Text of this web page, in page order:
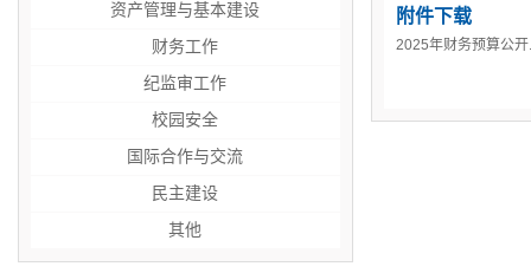
资产管理与基本建设
财务工作
纪监审工作
校园安全
国际合作与交流
民主建设
其他
附件下载
2025年财务预算公